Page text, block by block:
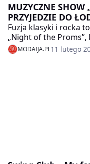
MUZYCZNE SHOW
PRZYJEDZIE DO
Fuzja klasyki i rocka
„Night of the
popularnością w
show przyjedzie po
Novecento oraz Chór
MODAIJA.PL11 lutego